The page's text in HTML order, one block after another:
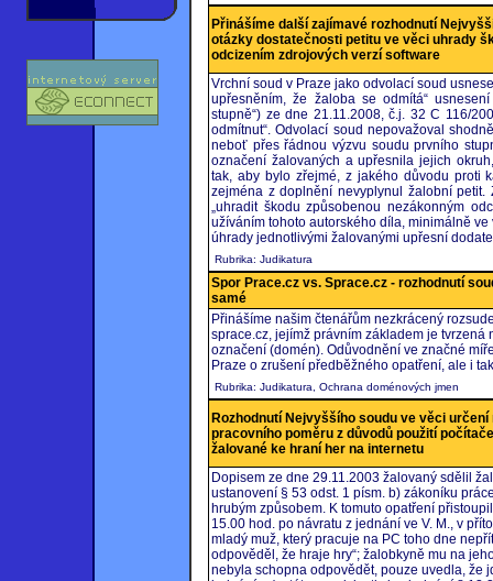
Přinášíme další zajímavé rozhodnutí
otázky dostatečnosti petitu ve věci uhrady
odcizením zdrojových verzí software
Vrchní soud v Praze jako odvolací soud
upřesněním, že žaloba se odmítá“
stupně“) ze dne 21.11.2008, č.j. 32 C 116/
odmítnut“. Odvolací soud nepovažoval
neboť přes řádnou výzvu soudu prvního
označení žalovaných a upřesnila jejich
tak, aby bylo zřejmé, z jakého důvodu proti
zejména z doplnění nevyplynul žalobní
„uhradit škodu způsobenou nezákonným
užíváním tohoto autorského díla, minimálně
úhrady jednotlivými žalovanými upřesní
Rubrika: Judikatura
Spor Prace.cz vs. Sprace.cz - rozhodnutí
samé
Přinášíme našim čtenářům nezkrácený
sprace.cz, jejímž právním základem je
označení (domén). Odůvodnění ve značné
Praze o zrušení předběžného opatření, ale i
Rubrika: Judikatura, Ochrana doménových jmen
Rozhodnutí Nejvyššího soudu ve věci
pracovního poměru z důvodů použití
žalované ke hraní her na internetu
Dopisem ze dne 29.11.2003 žalovaný sdělil
ustanovení § 53 odst. 1 písm. b) zákoníku
hrubým způsobem. K tomuto opatření
15.00 hod. po návratu z jednání ve V. M., v
mladý muž, který pracuje na PC toho dne
odpověděl, že hraje hry“; žalobkyně mu na
nebyla schopna odpovědět, pouze uvedla, že